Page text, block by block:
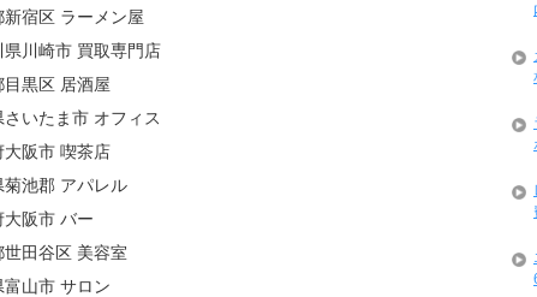
宿区 ラーメン屋
川崎市 買取専門店
黒区 居酒屋
いたま市 オフィス
阪市 喫茶店
池郡 アパレル
阪市 バー
田谷区 美容室
山市 サロン